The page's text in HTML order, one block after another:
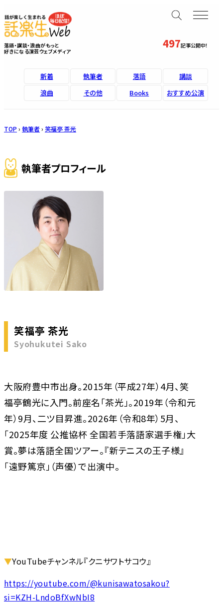
497記事公開中！
落語・講談・浪曲がもっと
好きになる演芸ウェブメディア
新着 執筆者 落語
講談
浪曲
その他 Books おすすめ公演
TOP › 執筆者› 笑福亭 茶光
執筆者プロフィール
笑福亭 茶光
Syohukutei Sako
大阪府豊中市出身。2015年（平成27年）4月、笑
福亭鶴光に入門。前座名「茶光」。2019年（令和元
年）9月、二ツ目昇進。2026年（令和8年）5月、
「2025年度 公推協杯 全国若手落語家選手権」大
賞。夢は落語全国ツアー。『新テニスの王子様』
「遠野篤京」（声優）で出演中。
▼YouTubeチャンネル『クニサワトサコウ』
https://youtube.com/@kunisawatosakou?
si=KZH-LndoBfXwNbI8